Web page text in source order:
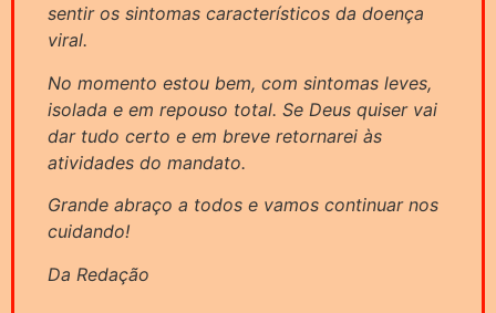
sentir os sintomas característicos da doença
viral.
No momento estou bem, com sintomas leves,
isolada e em repouso total. Se Deus quiser vai
dar tudo certo e em breve retornarei às
atividades do mandato.
Grande abraço a todos e vamos continuar nos
cuidando!
Da Redação